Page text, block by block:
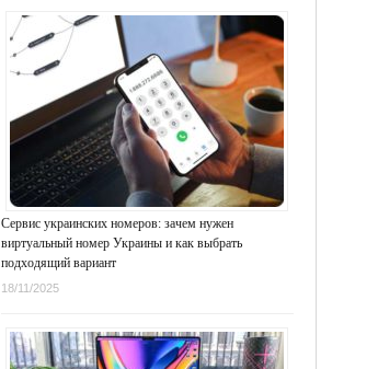
Сервис украинских номеров: зачем нужен
виртуальный номер Украины и как выбрать
подходящий вариант
18/11/2025